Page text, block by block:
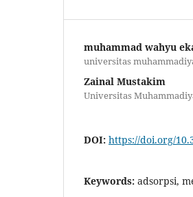
muhammad wahyu
universitas
Zainal Mustakim
Universitas
DOI: https://doi.org/
Keywords: adsorpsi,